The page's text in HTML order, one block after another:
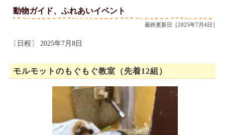
動物ガイド、ふれあいイベント
最終更新日［2025年7月4日］
〔日程〕 2025年7月8日
モルモットのもぐもぐ教室（先着12組）